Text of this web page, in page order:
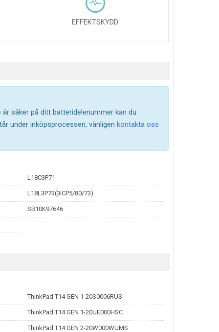
EFFEKTSKYDD
säker på ditt batteridelenummer kan du
under inköpsprocessen, vänligen kontakta oss
L18C3P71
L18L3P73(3ICP5/80/73)
SB10K97646
ThinkPad T14 GEN 1-20S0006RUS
ThinkPad T14 GEN 1-20UE000HSC
ThinkPad T14 GEN 2-20W000WUMS